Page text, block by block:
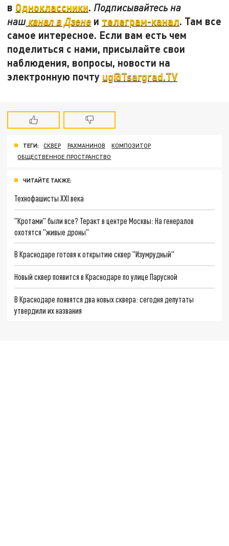
в Одноклассники. Подписывайтесь на
наш канал в Дзене и телеграм-канал. Там все
самое интересное. Если вам есть чем
поделиться с нами, присылайте свои
наблюдения, вопросы, новости на
электронную почту ug@Tsargrad.TV
ТЕГИ: СКВЕР РАХМАНИНОВ
КОМПОЗИТОР
ОБЩЕСТВЕННОЕ ПРОСТРАНСТВО
ЧИТАЙТЕ ТАКЖЕ:
Технофашисты XXI века
"Кротами" были все? Теракт в центре Москвы: На генералов
охотятся "живые дроны"
В Краснодаре готовя к открытию сквер "Изумрудный"
Новый сквер появится в Краснодаре по улице Парусной
В Краснодаре появятся два новых сквера: сегодня депутаты
утвердили их названия